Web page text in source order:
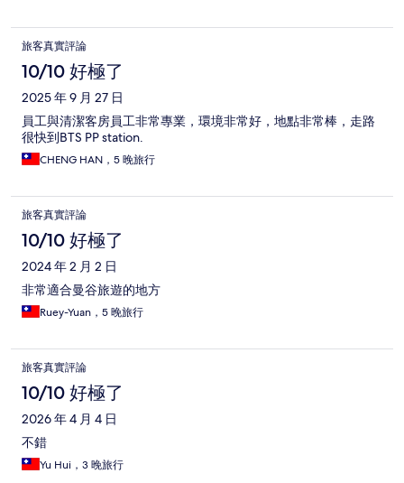
旅客真實評論
10/10 好極了
2025 年 9 月 27 日
員工與清潔客房員工非常專業，環境非常好，地點非常棒，走路
很快到BTS PP station.
CHENG HAN，5 晚旅行
旅客真實評論
10/10 好極了
2024 年 2 月 2 日
非常適合曼谷旅遊的地方
Ruey-Yuan，5 晚旅行
旅客真實評論
10/10 好極了
2026 年 4 月 4 日
不錯
Yu Hui，3 晚旅行